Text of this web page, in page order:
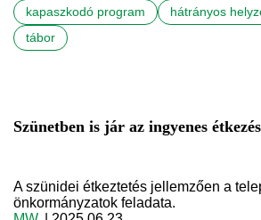
kapaszkodó program
hátrányos
tábor
Szünetben is jár az ingyenes étkezés
A szünidei étkeztetés jellemzően a
önkormányzatok feladata.